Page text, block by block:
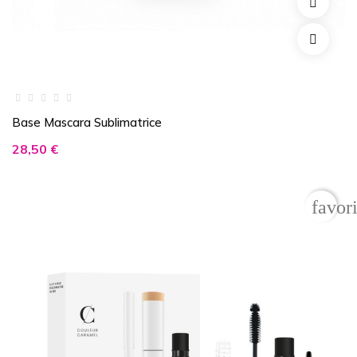
Base Mascara Sublimatrice
Prix
28,50 €